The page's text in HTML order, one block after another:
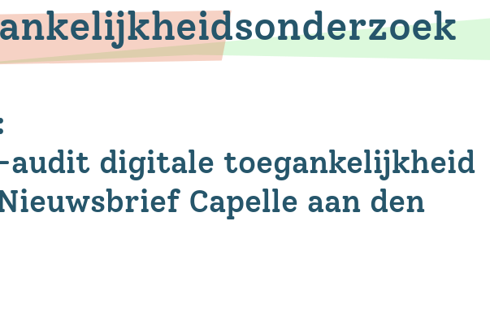
digitale toegankelijkheid
Capelle aan den